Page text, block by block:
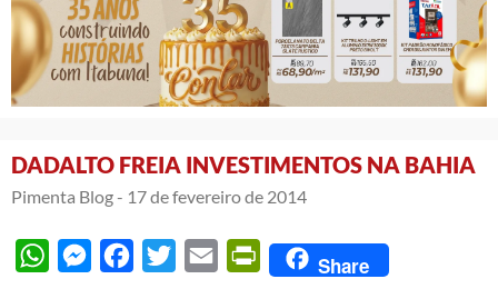
DADALTO FREIA INVESTIMENTOS NA BAHIA
Pimenta Blog - 17 de fevereiro de 2014
WhatsAppMessengerFacebook
Twitter Email PrintFriendly
Share